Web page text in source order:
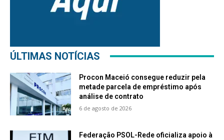
ÚLTIMAS NOTÍCIAS
Procon Maceió consegue reduzir pela
metade parcela de empréstimo após
análise de contrato
6 de agosto de 2026
Federação PSOL-Rede oficializa apoio à